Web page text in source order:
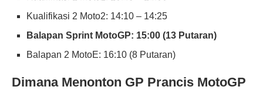
Kualifikasi 2 Moto2: 14:10 – 14:25
Balapan Sprint MotoGP: 15:00 (13 Putaran)
Balapan 2 MotoE: 16:10 (8 Putaran)
Dimana Menonton GP Prancis MotoGP